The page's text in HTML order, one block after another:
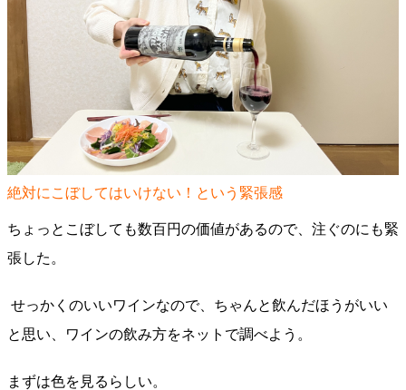
絶対にこぼしてはいけない！という緊張感
ちょっとこぼしても数百円の価値があるので、注ぐのにも緊
張した。
せっかくのいいワインなので、ちゃんと飲んだほうがいい
と思い、ワインの飲み方をネットで調べよう。
まずは色を見るらしい。